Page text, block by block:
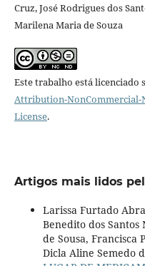
Cruz, José Rodrigues dos
Marilena Maria de Souza
Este trabalho está licenciado
Attribution-
License.
Artigos mais lidos
Larissa Furtado
Benedito dos
de Sousa, Francisca
Dicla Aline Semedo